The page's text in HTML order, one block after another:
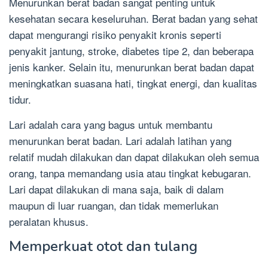
kesehatan secara keseluruhan. Berat badan yang sehat
dapat mengurangi risiko penyakit kronis seperti
penyakit jantung, stroke, diabetes tipe 2, dan beberapa
jenis kanker. Selain itu, menurunkan berat badan dapat
meningkatkan suasana hati, tingkat energi, dan kualitas
tidur.
Lari adalah cara yang bagus untuk membantu
menurunkan berat badan. Lari adalah latihan yang
relatif mudah dilakukan dan dapat dilakukan oleh semua
orang, tanpa memandang usia atau tingkat kebugaran.
Lari dapat dilakukan di mana saja, baik di dalam
maupun di luar ruangan, dan tidak memerlukan
peralatan khusus.
Memperkuat otot dan tulang